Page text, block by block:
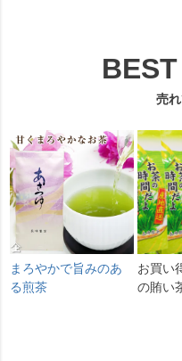
売
まろやかで旨みのあ
る煎茶
お買い
の賄い